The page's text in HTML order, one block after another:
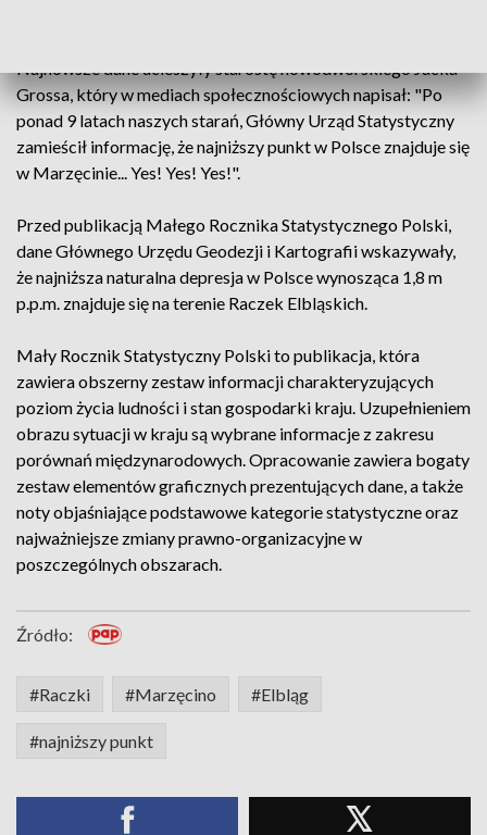
Najnowsze dane ucieszyły starostę nowodworskiego Jacka
Grossa, który w mediach społecznościowych napisał: "Po
ponad 9 latach naszych starań, Główny Urząd Statystyczny
zamieścił informację, że najniższy punkt w Polsce znajduje się
w Marzęcinie... Yes! Yes! Yes!".
Przed publikacją Małego Rocznika Statystycznego Polski,
dane Głównego Urzędu Geodezji i Kartografii wskazywały,
że najniższa naturalna depresja w Polsce wynosząca 1,8 m
p.p.m. znajduje się na terenie Raczek Elbląskich.
Mały Rocznik Statystyczny Polski to publikacja, która
zawiera obszerny zestaw informacji charakteryzujących
poziom życia ludności i stan gospodarki kraju. Uzupełnieniem
obrazu sytuacji w kraju są wybrane informacje z zakresu
porównań międzynarodowych. Opracowanie zawiera bogaty
zestaw elementów graficznych prezentujących dane, a także
noty objaśniające podstawowe kategorie statystyczne oraz
najważniejsze zmiany prawno-organizacyjne w
poszczególnych obszarach.
Źródło:
#Raczki #Marzęcino #Elbląg
#najniższy punkt